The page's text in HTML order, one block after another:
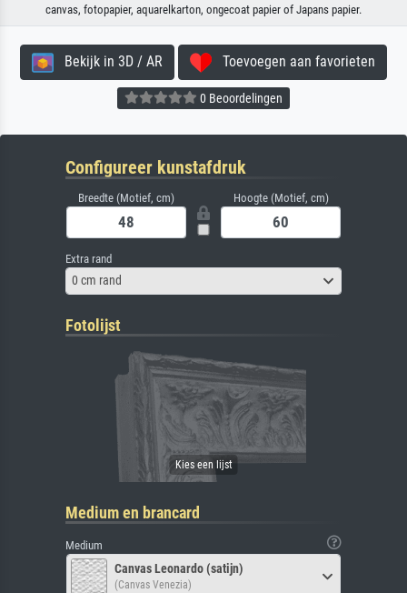
canvas, fotopapier, aquarelkarton, ongecoat papier of Japans papier.
Bekijk in 3D / AR Toevoegen aan favorieten
0 Beoordelingen
Configureer kunstafdruk
Breedte (Motief, cm) Hoogte (Motief, cm)
Extra rand
0 cm rand
Fotolijst
Medium en brancard
Medium
Canvas Leonardo (satijn)
(Canvas Venezia)